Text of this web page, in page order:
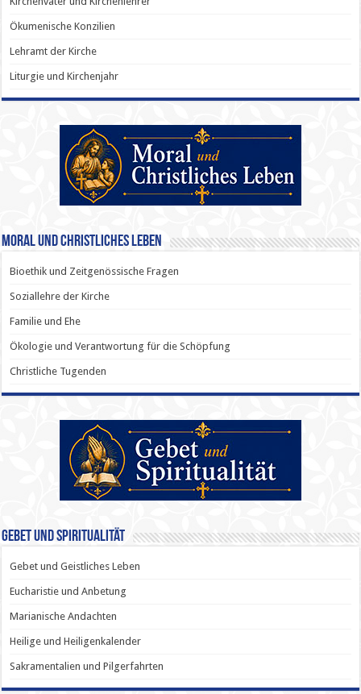
Ökumenische Konzilien
Lehramt der Kirche
Liturgie und Kirchenjahr
Moral und Christliches Leben
Bioethik und Zeitgenössische Fragen
Soziallehre der Kirche
Familie und Ehe
Ökologie und Verantwortung für die Schöpfung
Christliche Tugenden
Gebet und Spiritualität
Gebet und Geistliches Leben
Eucharistie und Anbetung
Marianische Andachten
Heilige und Heiligenkalender
Sakramentalien und Pilgerfahrten